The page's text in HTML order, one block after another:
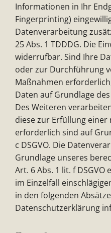
Informationen in Ihr
Fingerprinting)
Datenverarbeitung
25 Abs. 1 TDDDG. Die
widerrufbar. Sind Ihre
oder zur Durchführung
Maßnahmen
Daten auf Grundlage
Des Weiteren
diese zur Erfüllung
erforderlich sind auf
c DSGVO. Die
Grundlage unseres
Art. 6 Abs. 1 lit. f
im Einzelfall
in den folgenden
Datenschutzerklärung